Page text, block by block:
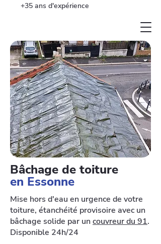
+35 ans d'expérience
Bâchage de toiture
en Essonne
Mise hors d'eau en urgence de votre
toiture, étanchéité provisoire avec un
bâchage solide par uncouvreur du 91.
Disponible 24h/24